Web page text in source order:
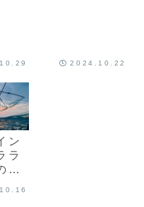
2024.10.22
ン
ラ